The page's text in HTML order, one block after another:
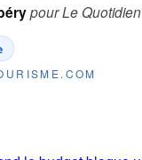
pourLe